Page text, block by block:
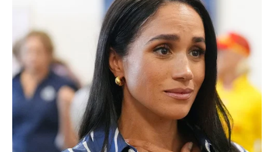
Jedna osoba nije potpuno iskrena
prema vama
Iako vam dolazi mnogo lijepih stvari, zvijezde vas
upozoravaju da budete oprezni kada je jedno poznanstvo
u pitanju.